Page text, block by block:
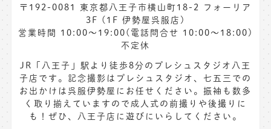
〒192-0081 東京都八王子市横山町18-2 フォーリア
3F (1F 伊勢屋呉服店)
営業時間 10:00〜19:00(電話問合せ 10:00〜18:00)
不定休
JR「八王子」駅より徒歩8分のプレシュスタジオ八王
子店です。記念撮影はプレシュスタジオ、七五三での
お出かけは呉服伊勢屋にお任せください。振袖も数多
く取り揃えていますので成人式の前撮りや後撮りに
も！ぜひ、八王子店に遊びにいらしてください。